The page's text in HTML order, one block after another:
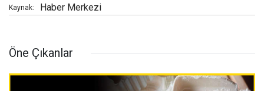
Kaynak: Haber Merkezi
Öne Çıkanlar